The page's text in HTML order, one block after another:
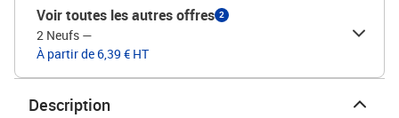
Voir toutes les autres offres 2
2 Neufs —
À partir de 6,39 € HT
Description